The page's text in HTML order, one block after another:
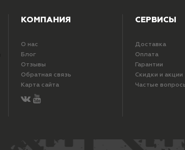
КОМПАНИЯ
О нас
Блог
Отзывы
Обратная связь
Карта сайта
СЕРВИСЫ
Доставка
Оплата
Гарантии
Скидки и акции
Частые